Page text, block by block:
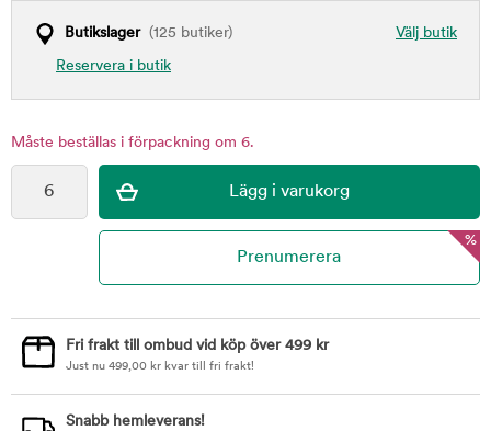
Välj butik
Butikslager(125 butiker)
Reservera i butik
Måste beställas i förpackning om 6.
%
Fri frakt till ombud vid köp över 499 kr
Just nu 499,00 kr kvar till fri frakt!
Snabb hemleverans!